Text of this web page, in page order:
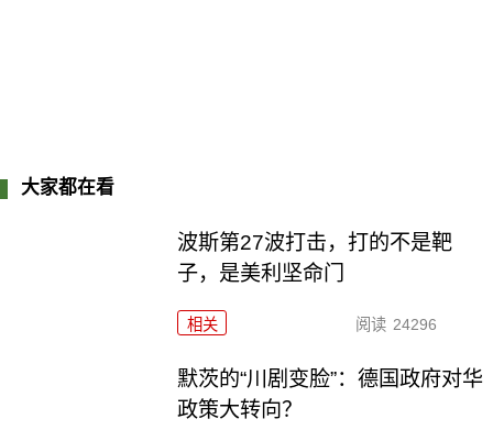
大家都在看
波斯第27波打击，打的不是靶
子，是美利坚命门
相关 阅读 24296
默茨的“川剧变脸”：德国政府对华
政策大转向？